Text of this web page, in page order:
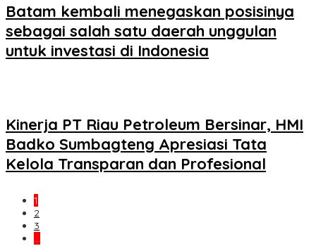
Batam kembali menegaskan posisinya
sebagai salah satu daerah unggulan
untuk investasi di Indonesia
Kinerja PT Riau Petroleum Bersinar, HMI
Badko Sumbagteng Apresiasi Tata
Kelola Transparan dan Profesional
1
2
3
…